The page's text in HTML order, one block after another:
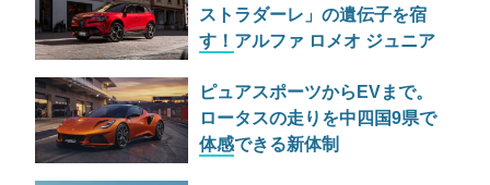
ストラダーレ」の遺伝子を宿
す！アルファ ロメオ ジュニア
上陸
ピュアスポーツからEVまで。
ロータスの走りを中四国9県で
体感できる新体制